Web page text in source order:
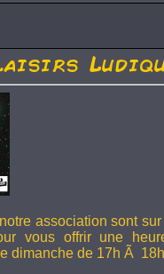
association sont
vous offrir une
dimanche de 17h Ã